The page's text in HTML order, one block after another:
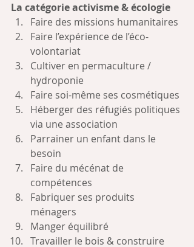
La catégorie activisme & écologie
Faire des missions humanitaires
Faire l’expérience de l’éco-
volontariat
Cultiver en permaculture /
hydroponie
Faire soi-même ses cosmétiques
Héberger des réfugiés politiques
via une association
Parrainer un enfant dans le
besoin
Faire du mécénat de
compétences
Fabriquer ses produits
ménagers
Manger équilibré
Travailler le bois & construire